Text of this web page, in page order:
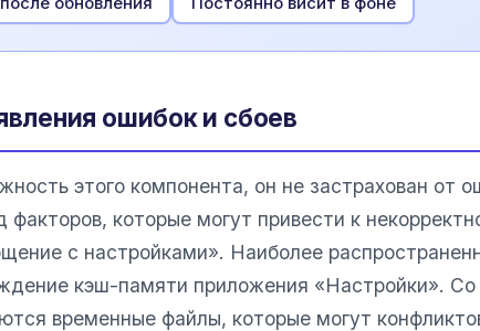
ошибок и сбоев
этого компонента, он не застрахован от
которые могут привести к
с настройками». Наиболее
кэш-памяти приложения «Настройки».
временные файлы, которые могут